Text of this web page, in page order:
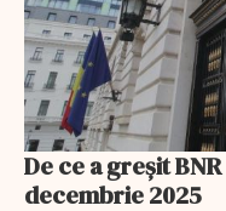
De ce a greșit
decembrie 2025